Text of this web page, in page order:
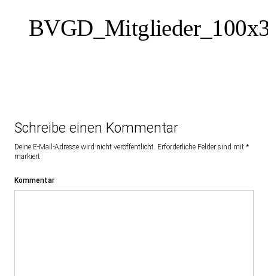
Schreibe einen Kommentar
Deine E-Mail-Adresse wird nicht veröffentlicht. Erforderliche Felder sind mit *
markiert
Kommentar